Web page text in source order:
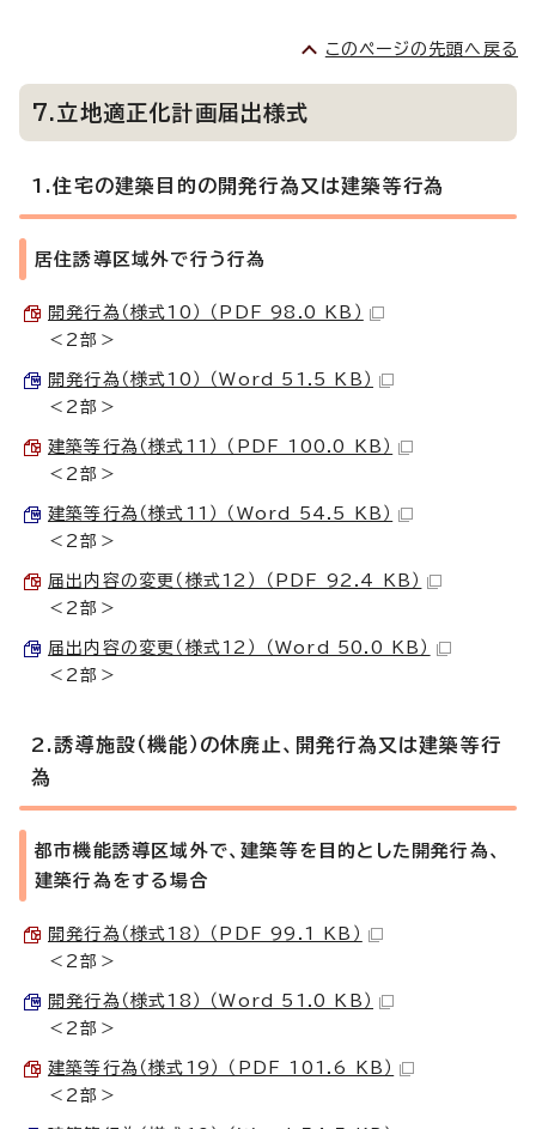
このページの先頭へ戻る
7.立地適正化計画届出様式
1.住宅の建築目的の開発行為又は建築等行為
居住誘導区域外で行う行為
開発行為（様式10） （PDF 98.0 KB）
＜2部＞
開発行為（様式10） （Word 51.5 KB）
＜2部＞
建築等行為（様式11） （PDF 100.0 KB）
＜2部＞
建築等行為（様式11） （Word 54.5 KB）
＜2部＞
届出内容の変更（様式12） （PDF 92.4 KB）
＜2部＞
届出内容の変更（様式12） （Word 50.0 KB）
＜2部＞
2.誘導施設（機能）の休廃止、開発行為又は建築等行
為
都市機能誘導区域外で、建築等を目的とした開発行為、
建築行為をする場合
開発行為（様式18） （PDF 99.1 KB）
＜2部＞
開発行為（様式18） （Word 51.0 KB）
＜2部＞
建築等行為（様式19） （PDF 101.6 KB）
＜2部＞